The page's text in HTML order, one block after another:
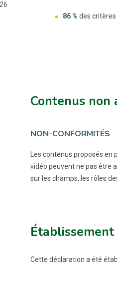
86 % des critères
Contenus non
NON-CONFORMITÉS
Les contenus proposés
vidéo peuvent ne pas être
sur les champs, les rôles
Cette déclaration a été